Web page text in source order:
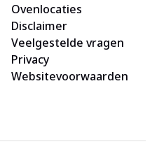
Ovenlocaties
Disclaimer
Veelgestelde vragen
Privacy
Websitevoorwaarden